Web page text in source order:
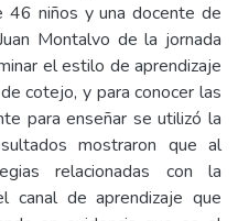
46 niños y una docente de
Montalvo de la jornada
el estilo de aprendizaje
cotejo, y para conocer las
para enseñar se utilizó la
mostraron que al
relacionadas con la
de aprendizaje que